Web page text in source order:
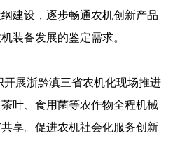
建设，逐步畅通农机创新产品
装备发展的鉴定需求。
开展浙黔滇三省农机化现场推进
叶、食用菌等农作物全程机械
享。促进农机社会化服务创新